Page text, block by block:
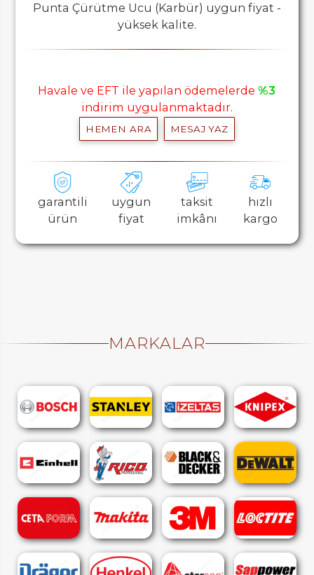
Punta Çürütme Ucu (Karbür) uygun fiyat -
yüksek kalite.
Havale ve EFT ile yapılan ödemelerde%3
indirim uygulanmaktadır.
HEMEN ARA MESAJ YAZ
garantili
ürün
uygun
fiyat
taksit
imkânı
hızlı
kargo
MARKALAR